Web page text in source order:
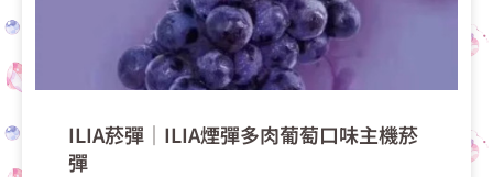
ILIA菸彈│ILIA煙彈多肉葡萄口味主機菸
彈